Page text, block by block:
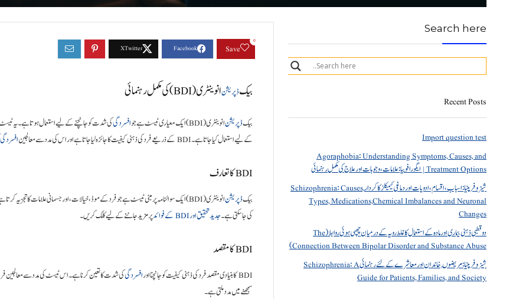
Save
0
بیکڈپریشنانوینٹری (BDI) کی مکمل رہنمائی
بیکڈپریشنانوینٹری (BDI) ایک معیاری ٹیسٹ ہے جو افسردگیکی شدت کو جانچنے کے لیے استعمال ہوتا ہے۔ یہ ٹیسٹ ڈاکٹر آرون بیک نے 1961 میں
کے لیے استعمال کیا جاتا ہے۔ BDI کے ذریعے فرد کی ذہنی کیفیت کا جائزہ لیا جاتا ہے اور اس کی مدد سے معالجین
افسردگی
BDI کا تعارف
بیکڈپریشنانوینٹری (BDI) ایک سوالنامہ پر مبنی ٹیسٹ ہے جو فرد کے موڈ، خیالات، اور جسمانی علامات کا تجزیہ کرتا ہے۔ اس ٹیسٹ کے ذریعے فرد کی
کی جا سکتی ہے۔جدید تحقیق اور BDI کے فوائد پر مزید جاننے کے لیے کلک کریں۔
BDI کا مقصد
BDI کا بنیادی مقصد فرد کی ذہنی کیفیت کو جانچنا اور افسردگیکی شدت کا تعین کرنا ہے۔ اس ٹیسٹ کی مدد سے معالجین
سمجھنے میں مدد ملتی ہے۔
Search here
Recent Posts
Import question test
Agoraphobia: Understanding Symptoms, Causes, and
Treatment Options | ایگورافوبیا: علامات، وجوہات اور علاج کی مکمل رہنمائی
شیزوفرینیا: اسباب، اقسام، ادویات اور دماغی کیمیکلز کا کردار Schizophrenia: Causes,
Types, Medications,Chemical Imbalances and Neuronal
Changes
دو قطبی ذہنی بیماری اور مادہ کے استعمال کا غلط رویہ کے درمیان چھپی ہوئی روابط (The
Connection Between Bipolar Disorder and Substance Abuse)
شیزوفرینیا: مریضوں, خاندان اور معاشرے کے لئے رہنمائی Schizophrenia: A
Guide for Patients, Families, and Society